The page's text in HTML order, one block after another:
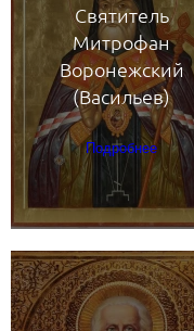
Святитель
Митрофан
Воронежский
(Васильев)
Подробнее